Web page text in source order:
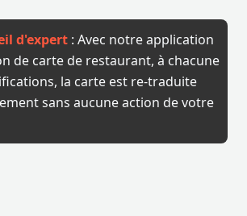
d'expert : Avec notre application
de carte de restaurant, à chacune
la carte est re-traduite
sans aucune action de votre